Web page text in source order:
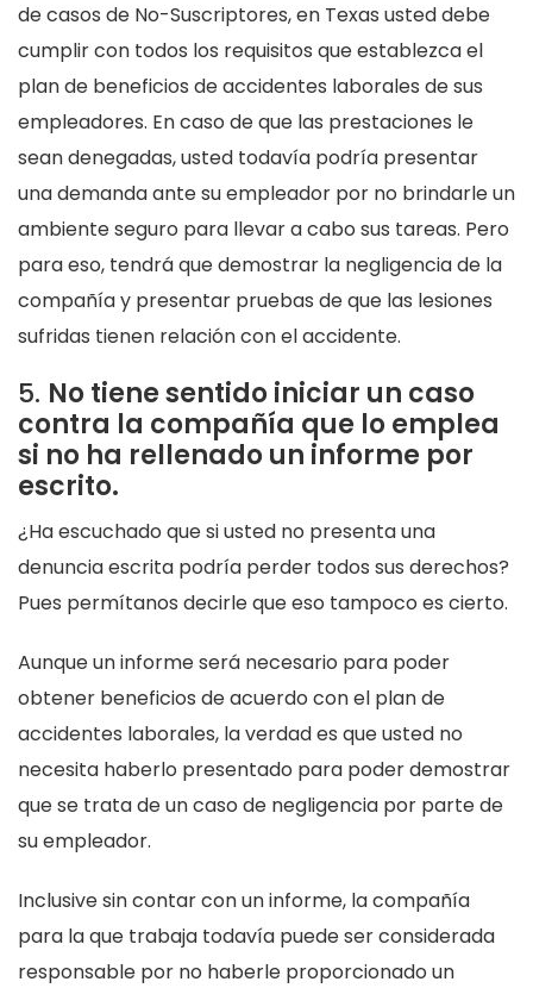
de casos de No-Suscriptores, en Texas usted debe
cumplir con todos los requisitos que establezca el
plan de beneficios de accidentes laborales de sus
empleadores. En caso de que las prestaciones le
sean denegadas, usted todavía podría presentar
una demanda ante su empleador por no brindarle un
ambiente seguro para llevar a cabo sus tareas. Pero
para eso, tendrá que demostrar la negligencia de la
compañía y presentar pruebas de que las lesiones
sufridas tienen relación con el accidente.
5. No tiene sentido iniciar un caso
contra la compañía que lo emplea
si no ha rellenado un informe por
escrito.
¿Ha escuchado que si usted no presenta una
denuncia escrita podría perder todos sus derechos?
Pues permítanos decirle que eso tampoco es cierto.
Aunque un informe será necesario para poder
obtener beneficios de acuerdo con el plan de
accidentes laborales, la verdad es que usted no
necesita haberlo presentado para poder demostrar
que se trata de un caso de negligencia por parte de
su empleador.
Inclusive sin contar con un informe, la compañía
para la que trabaja todavía puede ser considerada
responsable por no haberle proporcionado un